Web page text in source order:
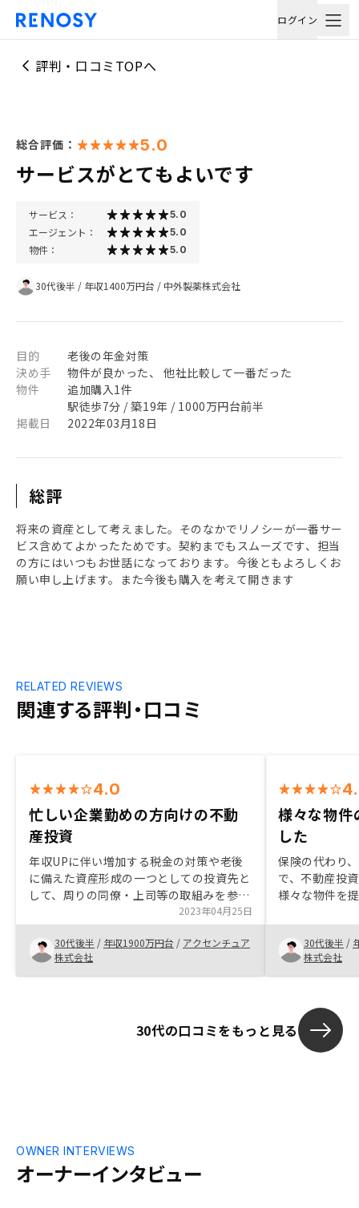
ログイン
評判・口コミTOPへ
総合評価： 5.0
サービスがとてもよいです
サービス： 5.0
エージェント： 5.0
物件： 5.0
30代後半 / 年収1400万円台 / 中外製薬株式会社
目的
老後の年金対策
決め手
物件が良かった、 他社比較して一番だった
物件
追加購入1件
駅徒歩7分 / 築19年 / 1000万円台前半
掲載日
2022年03月18日
総評
将来の資産として考えました。そのなかでリノシーが一番サー
ビス含めてよかったためです。契約までもスムーズです、担当
の方にはいつもお世話になっております。今後ともよろしくお
願い申し上げます。また今後も購入を考えて開きます
関連する評判・口コミ
RELATED REVIEWS
4.0
忙しい企業勤めの方向けの不動
産投資
年収UPに伴い増加する税金の対策や老後
に備えた資産形成の一つとしての投資先と
して、周りの同僚・上司等の取組みを参考
にして不動産投資に興味を持ったのがきっ
かけ。 投資と言っても不動産賃貸業にな
るため勉強はする事に越したことはない
が、特に企業勤めで忙しい人向けにはマー
ジンが少しかかってもワンストップサービ
物件紹介等も含め、安心してお取引出来る
す。
2023年04月25日
30代後半 / 年収1900万円台 / アクセンチュア
株式会社
様々な物件
した
保険の代わり
で、不動産投
様々な物件を
した。今後も
たいと思いま
30代後半 /
株式会社
30代の口コミをもっと見る
オーナーインタビュー
OWNER INTERVIEWS